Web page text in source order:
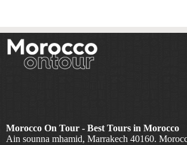
Morocco On Tour - Best Tours in Morocco
Ain sounna mhamid, Marrakech 40160.